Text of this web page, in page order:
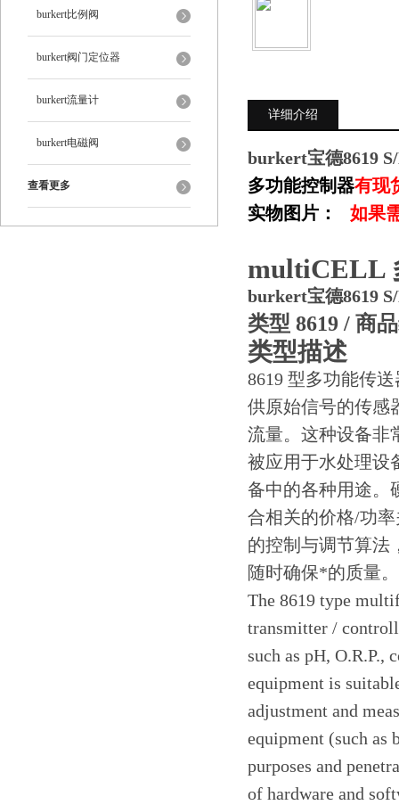
burkert比例阀
burkert阀门定位器
burkert流量计
burkert电磁阀
查看更多
详细介绍
burkert宝德8619
多功能控制器有现
实物图片： 如果
multiCELL
burkert宝德8619
类型 8619 / 商
类型描述
8619 型多功能传
供原始信号的传感
流量。这种设备非
被应用于水处理设
备中的各种用途。
合相关的价格/功
的控制与调节算法
随时确保*的质量。
The 8619 type
transmitter /
such as pH, O.R.P.,
equipment is
adjustment and
equipment (such as
purposes and
of hardware and